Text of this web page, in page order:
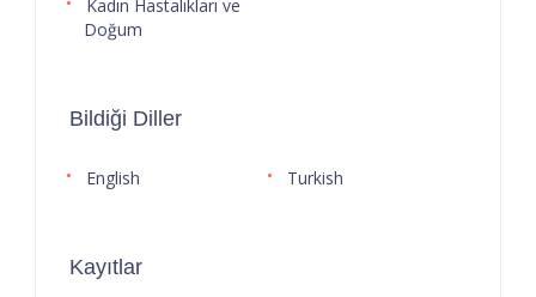
Kadın Hastalıkları ve
Doğum
Bildiği Diller
English Turkish
Kayıtlar